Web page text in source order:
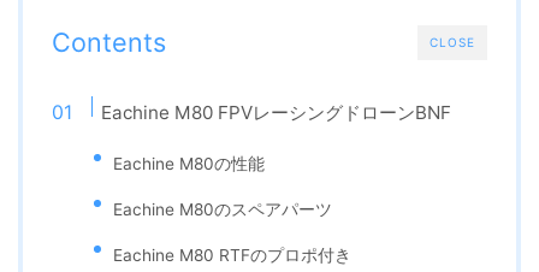
CLOSE
Contents
Eachine M80 FPVレーシングドローンBNF
Eachine M80の性能
Eachine M80のスペアパーツ
Eachine M80 RTFのプロポ付き